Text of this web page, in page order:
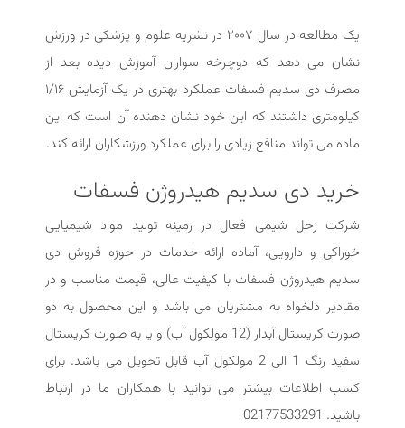
یک مطالعه در سال ۲۰۰۷ در نشریه علوم و پزشکی در ورزش
نشان می دهد که دوچرخه سواران آموزش دیده بعد از
مصرف دی سدیم فسفات عملکرد بهتری در یک آزمایش ۱/۱۶
کیلومتری داشتند که این خود نشان دهنده آن است که این
ماده می تواند منافع زیادی را برای عملکرد ورزشکاران ارائه کند.
خرید دی سدیم هیدروژن فسفات
شرکت زحل شیمی فعال در زمینه تولید مواد شیمیایی
خوراکی و دارویی، آماده ارائه خدمات در حوزه فروش دی
سدیم هیدروژن فسفات با کیفیت عالی، قیمت مناسب و در
مقادیر دلخواه به مشتریان می باشد و این محصول به دو
صورت کریستال آبدار (12 مولکول آب) و یا به صورت کریستال
سفید رنگ 1 الی 2 مولکول آب قابل تحویل می باشد. برای
کسب اطلاعات بیشتر می توانید با همکاران ما در ارتباط
باشید. 02177533291